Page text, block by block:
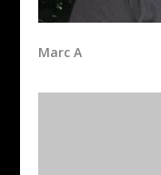
Marc A